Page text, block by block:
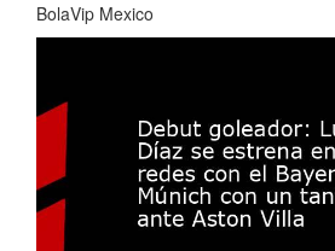
BolaVip Mexico